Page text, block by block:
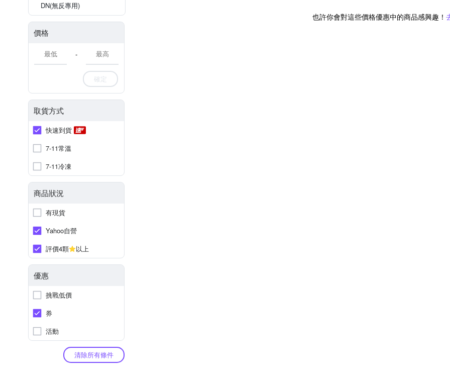
DN(無反專用)
價格
-
確定
取貨方式
快速到貨
7-11常溫
7-11冷凍
商品狀況
有現貨
Yahoo自營
評價4顆
以上
優惠
挑戰低價
券
活動
清除所有條件
也許你會對這些價格優惠中的商品感興趣！